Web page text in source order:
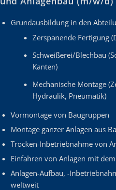
Grundausbildung in den
Zerspanende Fertigung
Schweißerei/Blechbau
Kanten)
Mechanische Montage
Hydraulik, Pneumatik)
Vormontage von Baugruppen
Montage ganzer Anlagen aus
Trocken-Inbetriebnahme von
Einfahren von Anlagen mit
Anlagen-Aufbau, -
weltweit